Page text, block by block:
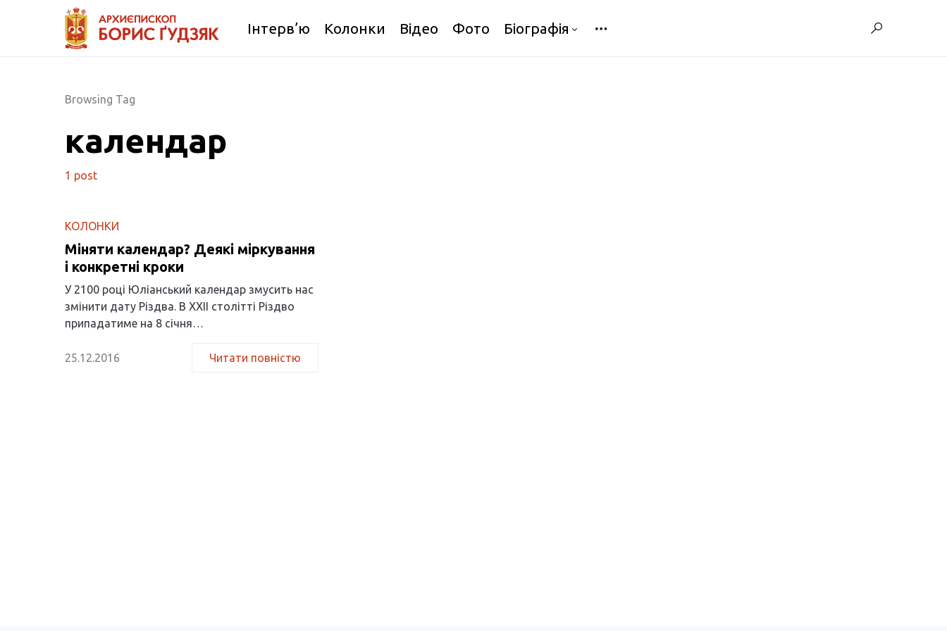
Інтерв’ю Колонки Відео Фото Біографія
Browsing Tag
календар
1 post
КОЛОНКИ
Міняти календар? Деякі міркування
і конкретні кроки
У 2100 році Юліанський календар змусить нас
змінити дату Різдва. В XXII столітті Різдво
припадатиме на 8 січня…
25.12.2016 Читати повністю